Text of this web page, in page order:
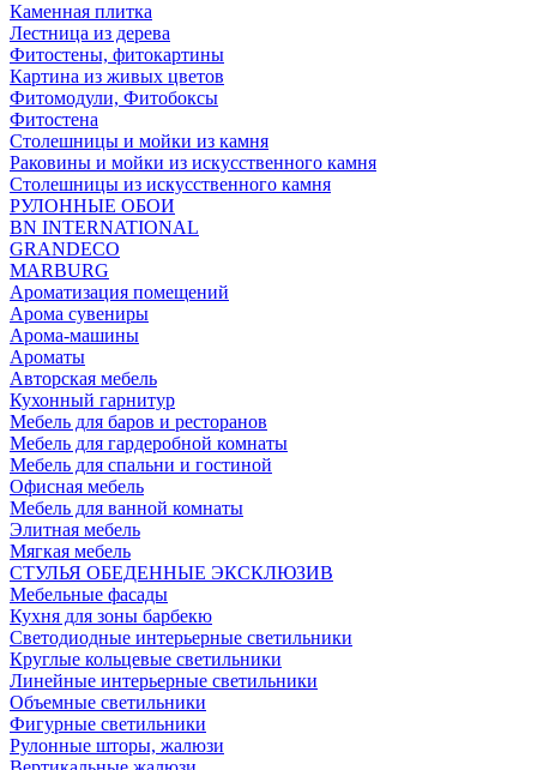
Каменная плитка
Лестница из дерева
Фитостены, фитокартины
Картина из живых цветов
Фитомодули, Фитобоксы
Фитостена
Столешницы и мойки из камня
Раковины и мойки из искусственного камня
Столешницы из искусственного камня
РУЛОННЫЕ ОБОИ
BN INTERNATIONAL
GRANDECO
MARBURG
Ароматизация помещений
Арома сувениры
Арома-машины
Ароматы
Авторская мебель
Кухонный гарнитур
Мебель для баров и ресторанов
Мебель для гардеробной комнаты
Мебель для спальни и гостиной
Офисная мебель
Мебель для ванной комнаты
Элитная мебель
Мягкая мебель
СТУЛЬЯ ОБЕДЕННЫЕ ЭКСКЛЮЗИВ
Мебельные фасады
Кухня для зоны барбекю
Светодиодные интерьерные светильники
Круглые кольцевые светильники
Линейные интерьерные светильники
Объемные светильники
Фигурные светильники
Рулонные шторы, жалюзи